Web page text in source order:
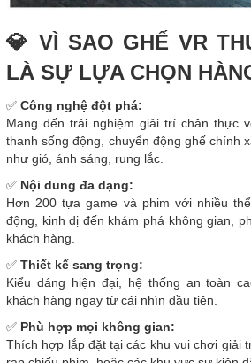
💎 VÌ SAO GHẾ VR
LÀ SỰ LỰA CHỌN
✅ Công nghệ đột phá:
Mang đến trải nghiệm giải trí chân thực
thanh sống động, chuyển động ghế chính
như gió, ánh sáng, rung lắc.
✅ Nội dung đa dạng:
Hơn 200 tựa game và phim với nhiều
động, kinh dị đến khám phá không gian,
khách hàng.
✅ Thiết kế sang trọng:
Kiểu dáng hiện đại, hệ thống an toàn
khách hàng ngay từ cái nhìn đầu tiên.
✅ Phù hợp mọi không gian:
Thích hợp lắp đặt tại các khu vui chơi giải